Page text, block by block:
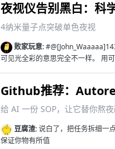
夜视仪告别黑白：科
4纳米量子点突破单色夜视
败家玩意:
可见光全彩的意思完全不一样。 用
Github推荐：
给 AI 一份 SOP，让它替你熬
豆腐渣:说白了，把任务拆细一
保证你物有所值